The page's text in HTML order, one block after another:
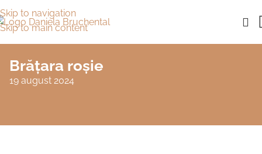
Skip to navigation
Skip to main content
Brățara roșie
19 august 2024